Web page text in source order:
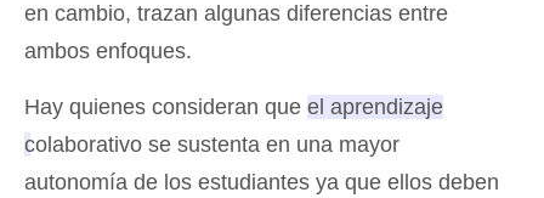
en cambio, trazan algunas diferencias entre
ambos enfoques.
Hay quienes consideran que el aprendizaje
colaborativo se sustenta en una mayor
autonomía de los estudiantes ya que ellos deben